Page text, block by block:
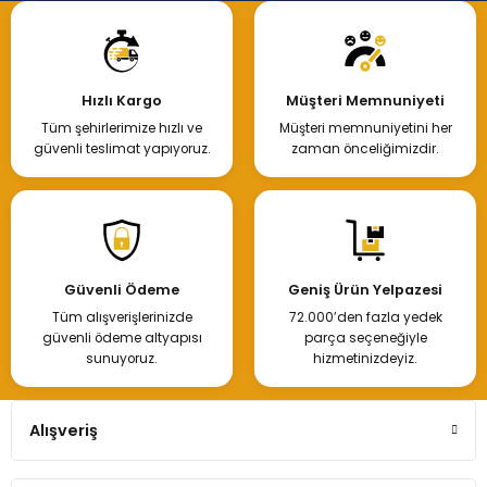
Hızlı Kargo
Tüm şehirlerimize hızlı ve
güvenli teslimat yapıyoruz.
Müşteri Memnuniyeti
Müşteri memnuniyetini her
zaman önceliğimizdir.
Güvenli Ödeme
Tüm alışverişlerinizde
güvenli ödeme altyapısı
sunuyoruz.
Geniş Ürün Yelpazesi
72.000’den fazla yedek
parça seçeneğiyle
hizmetinizdeyiz.
Alışveriş